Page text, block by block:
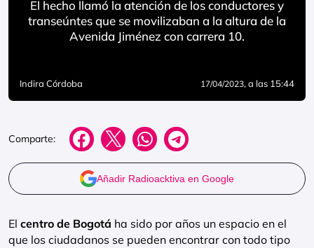
El hecho llamó la atención de los conductores y
transeúntes que se movilizaban a la altura de la
Avenida Jiménez con carrera 10.
Indira Córdoba 17/04/2023, a las 15:44
Comparte:
Añadir Radioacktiva en Google
El centro de Bogotá ha sido por años un espacio en el
que los ciudadanos se pueden encontrar con todo tipo